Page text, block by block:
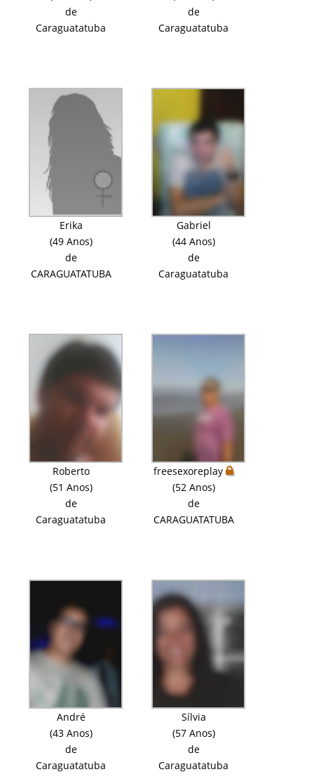
de
Caraguatatuba
de
Caraguatatuba
Erika
(49 Anos)
de
CARAGUATATUBA
Gabriel
(44 Anos)
de
Caraguatatuba
Roberto
(51 Anos)
de
Caraguatatuba
freesexoreplay
(52 Anos)
de
CARAGUATATUBA
André
(43 Anos)
de
Caraguatatuba
Sílvia
(57 Anos)
de
Caraguatatuba